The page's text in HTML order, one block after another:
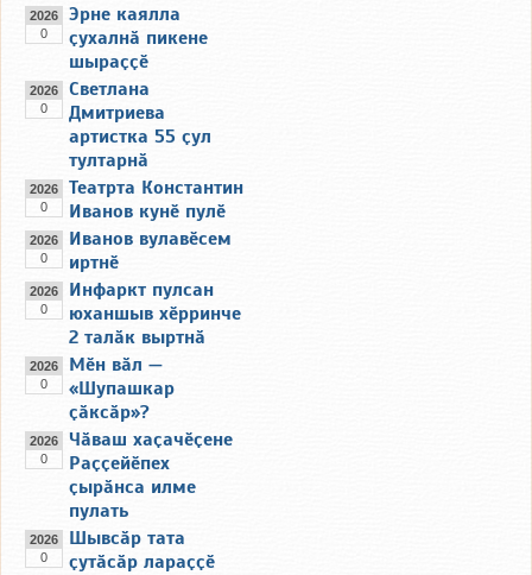
2026
0
Эрне каялла
ҫухалнӑ пикене
шыраҫҫӗ
2026
0
Светлана
Дмитриева
артистка 55 ҫул
тултарнӑ
2026
0
Театрта Константин
Иванов кунӗ пулӗ
2026
0
Иванов вулавӗсем
иртнӗ
2026
0
Инфаркт пулсан
юханшыв хӗрринче
2 талӑк выртнӑ
2026
0
Мӗн вӑл —
«Шупашкар
ҫӑксӑр»?
2026
0
Чӑваш хаҫачӗҫене
Раҫҫейӗпех
ҫырӑнса илме
пулать
2026
0
Шывсӑр тата
ҫутӑсӑр лараҫҫӗ